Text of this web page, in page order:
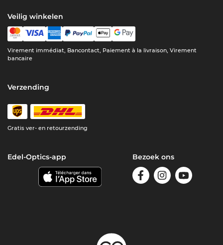
Veilig winkelen
Virement immédiat, Bancontact, Paiement à la livraison, Virement
bancaire
Verzending
Gratis ver- en retourzending
Edel-Optics-app Bezoek ons